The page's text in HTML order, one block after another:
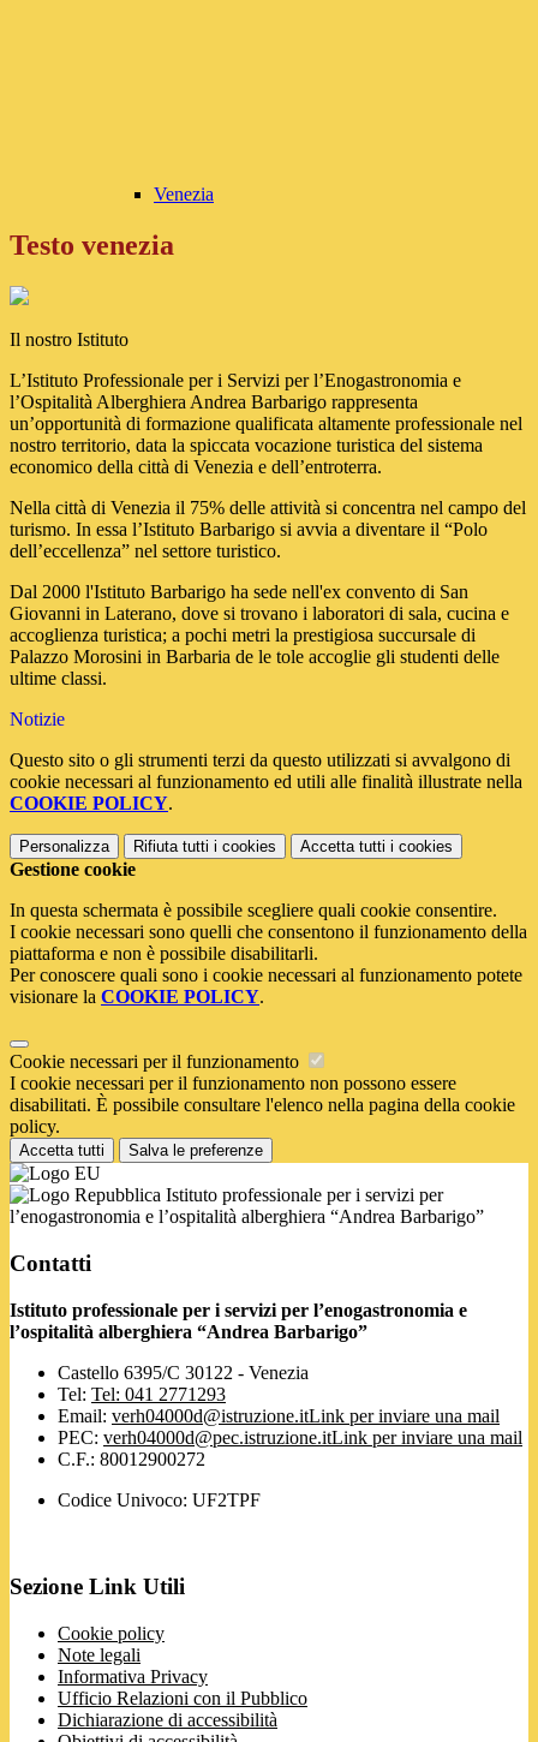
Venezia
Testo venezia
Il nostro Istituto
L’Istituto Professionale per i Servizi per l’Enogastronomia e
l’Ospitalità Alberghiera Andrea Barbarigo rappresenta
un’opportunità di formazione qualificata altamente professionale nel
nostro territorio, data la spiccata vocazione turistica del sistema
economico della città di Venezia e dell’entroterra.
Nella città di Venezia il 75% delle attività si concentra nel campo del
turismo. In essa l’Istituto Barbarigo si avvia a diventare il “Polo
dell’eccellenza” nel settore turistico.
Dal 2000 l'Istituto Barbarigo ha sede nell'ex convento di San
Giovanni in Laterano, dove si trovano i laboratori di sala, cucina e
accoglienza turistica; a pochi metri la prestigiosa succursale di
Palazzo Morosini in Barbaria de le tole accoglie gli studenti delle
ultime classi.
Notizie
Questo sito o gli strumenti terzi da questo utilizzati si avvalgono di
cookie necessari al funzionamento ed utili alle finalità illustrate nella
COOKIE POLICY.
Personalizza Rifiuta tutti i cookies Accetta tutti i cookies
Gestione cookie
In questa schermata è possibile scegliere quali cookie consentire.
I cookie necessari sono quelli che consentono il funzionamento della
piattaforma e non è possibile disabilitarli.
Per conoscere quali sono i cookie necessari al funzionamento potete
visionare la COOKIE POLICY.
Cookie necessari per il funzionamento
I cookie necessari per il funzionamento non possono essere
disabilitati. È possibile consultare l'elenco nella pagina della cookie
policy.
Accetta tutti Salva le preferenze
Istituto professionale per i servizi per
l’enogastronomia e l’ospitalità alberghiera “Andrea Barbarigo”
Contatti
Istituto professionale per i servizi per l’enogastronomia e
l’ospitalità alberghiera “Andrea Barbarigo”
Castello 6395/C 30122 - Venezia
Tel: Tel: 041 2771293
Email: verh04000d@istruzione.itLink per inviare una mail
PEC: verh04000d@pec.istruzione.itLink per inviare una mail
C.F.: 80012900272
Codice Univoco: UF2TPF
Sezione Link Utili
Cookie policy
Note legali
Informativa Privacy
Ufficio Relazioni con il Pubblico
Dichiarazione di accessibilità